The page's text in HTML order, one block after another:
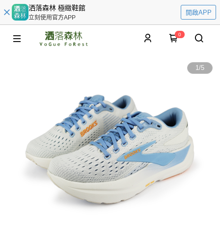
洒落森林 極緻鞋館
立刻使用官方APP
開啟APP
0
1/5